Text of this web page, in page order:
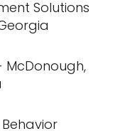
Solutions
McDonough,